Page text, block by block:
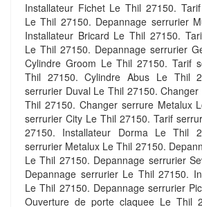
Installateur Fichet Le Thil 27150.
Le Thil 27150. Depannage serrurier
Installateur Bricard Le Thil 27150.
Le Thil 27150. Depannage serrurier
Cylindre Groom Le Thil 27150. Tarif
Thil 27150. Cylindre Abus Le Thil
serrurier Duval Le Thil 27150.
Thil 27150. Changer serrure Metalux
serrurier City Le Thil 27150. Tarif
27150. Installateur Dorma Le Thil
serrurier Metalux Le Thil 27150.
Le Thil 27150. Depannage serrurier
Depannage serrurier Le Thil 27150.
Le Thil 27150. Depannage serrurier
Ouverture de porte claquee Le Thil